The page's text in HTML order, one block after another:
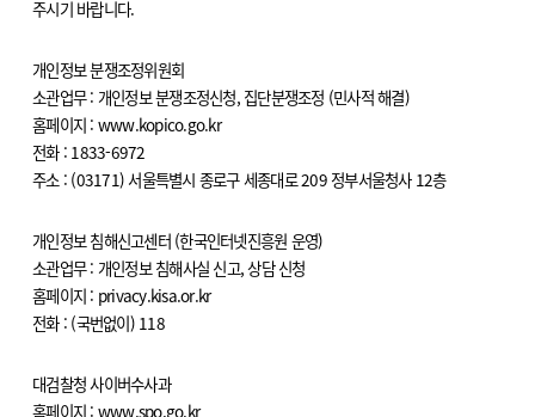
주시기 바랍니다.
개인정보 분쟁조정위원회
소관업무 : 개인정보 분쟁조정신청, 집단분쟁조정 (민사적 해결)
홈페이지 : www.kopico.go.kr
전화 : 1833-6972
주소 : (03171) 서울특별시 종로구 세종대로 209 정부서울청사 12층
개인정보 침해신고센터 (한국인터넷진흥원 운영)
소관업무 : 개인정보 침해사실 신고, 상담 신청
홈페이지 : privacy.kisa.or.kr
전화 : (국번없이) 118
대검찰청 사이버수사과
홈페이지 : www.spo.go.kr